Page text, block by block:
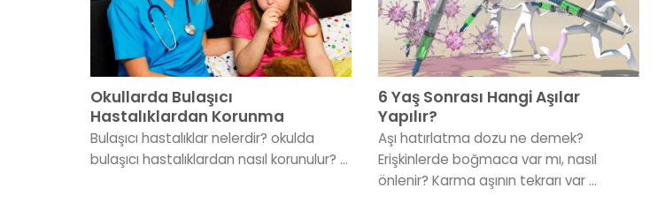
Okullarda Bulaşıcı
Hastalıklardan Korunma
Bulaşıcı hastalıklar nelerdir? okulda
bulaşıcı hastalıklardan nasıl korunulur? ...
6 Yaş Sonrası Hangi Aşılar
Yapılır?
Aşı hatırlatma dozu ne demek?
Erişkinlerde boğmaca var mı, nasıl
önlenir? Karma aşının tekrarı var ...